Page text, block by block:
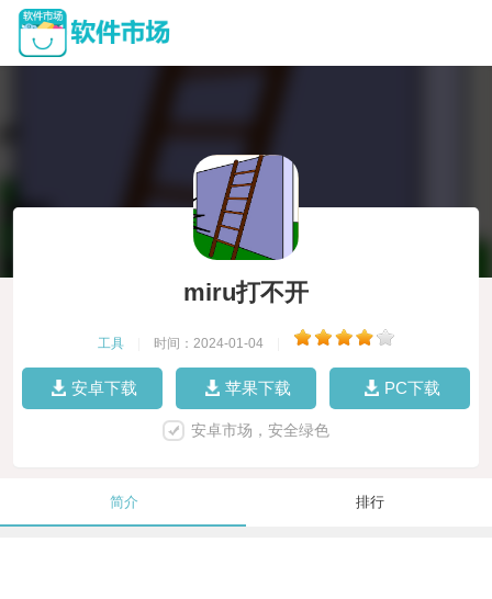
miru打不开
工具 时间：2024-01-04
安卓下载 苹果下载 PC下载
安卓市场，安全绿色
简介 排行